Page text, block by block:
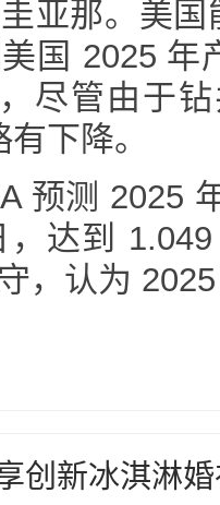
亚那。美
国 2025 年
尽管由于
下降。
预测 2025
达到
，认为
创新冰淇淋